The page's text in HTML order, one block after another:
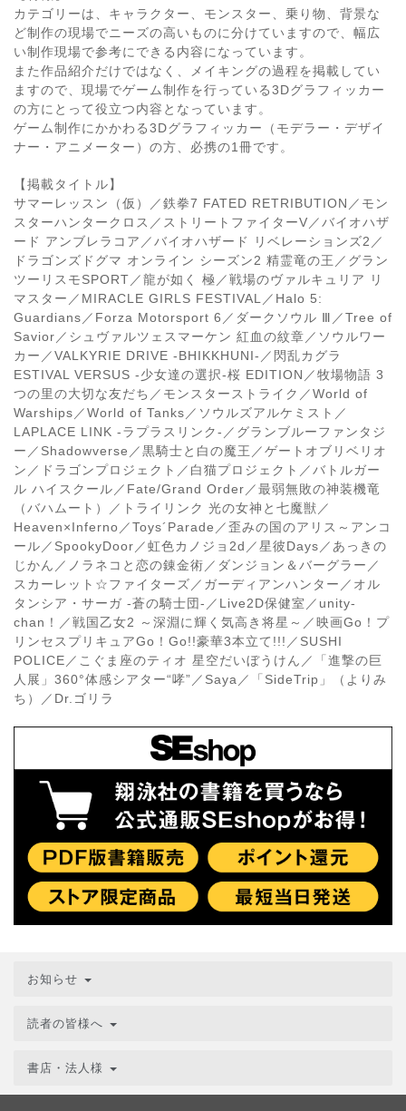
カテゴリーは、キャラクター、モンスター、乗り物、背景な
ど制作の現場でニーズの高いものに分けていますので、幅広
い制作現場で参考にできる内容になっています。
また作品紹介だけではなく、メイキングの過程を掲載してい
ますので、現場でゲーム制作を行っている3Dグラフィッカー
の方にとって役立つ内容となっています。
ゲーム制作にかかわる3Dグラフィッカー（モデラー・デザイ
ナー・アニメーター）の方、必携の1冊です。
【掲載タイトル】
サマーレッスン（仮）／鉄拳7 FATED RETRIBUTION／モン
スターハンタークロス／ストリートファイターV／バイオハザ
ード アンブレラコア／バイオハザード リベレーションズ2／
ドラゴンズドグマ オンライン シーズン2 精霊竜の王／グラン
ツーリスモSPORT／龍が如く 極／戦場のヴァルキュリア リ
マスター／MIRACLE GIRLS FESTIVAL／Halo 5:
Guardians／Forza Motorsport 6／ダークソウル Ⅲ／Tree of
Savior／シュヴァルツェスマーケン 紅血の紋章／ソウルワー
カー／VALKYRIE DRIVE ‐BHIKKHUNI‐／閃乱カグラ
ESTIVAL VERSUS ‐少女達の選択‐桜 EDITION／牧場物語 3
つの里の大切な友だち／モンスターストライク／World of
Warships／World of Tanks／ソウルズアルケミスト／
LAPLACE LINK ‐ラプラスリンク‐／グランブルーファンタジ
ー／Shadowverse／黒騎士と白の魔王／ゲートオブリベリオ
ン／ドラゴンプロジェクト／白猫プロジェクト／バトルガー
ル ハイスクール／Fate/Grand Order／最弱無敗の神装機竜
（バハムート）／トライリンク 光の女神と七魔獣／
Heaven×Inferno／Toys´Parade／歪みの国のアリス～アンコ
ール／SpookyDoor／虹色カノジョ2d／星彼Days／あっきの
じかん／ノラネコと恋の錬金術／ダンジョン＆バーグラー／
スカーレット☆ファイターズ／ガーディアンハンター／オル
タンシア・サーガ ‐蒼の騎士団‐／Live2D保健室／unity‐
chan！／戦国乙女2 ～深淵に輝く気高き将星～／映画Go！プ
リンセスプリキュアGo！Go!!豪華3本立て!!!／SUSHI
POLICE／こぐま座のティオ 星空だいぼうけん／「進撃の巨
人展」360°体感シアター“哮”／Saya／「SideTrip」（よりみ
ち）／Dr.ゴリラ
お知らせ
読者の皆様へ
書店・法人様